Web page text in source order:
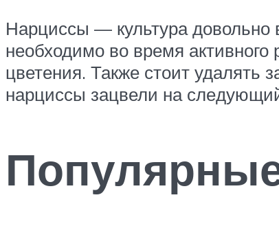
Нарциссы — культура довольно
не­обходимо во время
цветения. Также стоит удалять
нарциссы зацвели на